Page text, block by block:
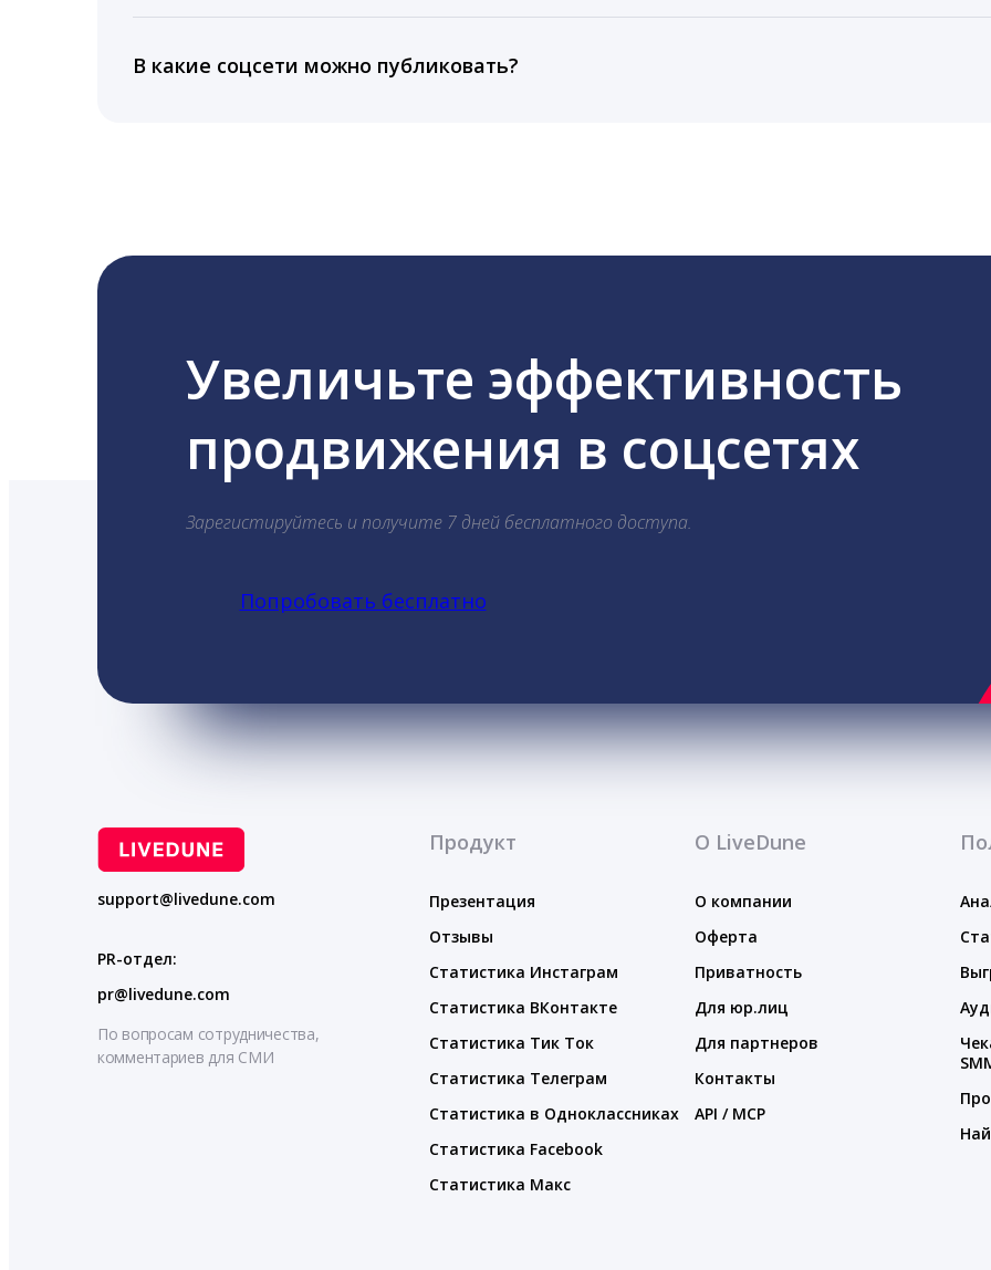
информацию третьим лицам.
В какие соцсети можно публиковать?
Увеличьте эффективность
продвижения в соцсетях
Зарегистируйтесь и получите 7 дней бесплатного доступа.
Попробовать бесплатно
support@livedune.com
PR-отдел:
pr@livedune.com
По вопросам сотрудничества,
комментариев для СМИ
Продукт
Презентация
Отзывы
Статистика Инстаграм
Статистика ВКонтакте
Статистика Тик Ток
Статистика Телеграм
Статистика в Одноклассниках
Статистика Facebook
Статистика Макс
О LiveDune
О компании
Оферта
Приватность
Для юр.лиц
Для партнеров
Контакты
API / MCP